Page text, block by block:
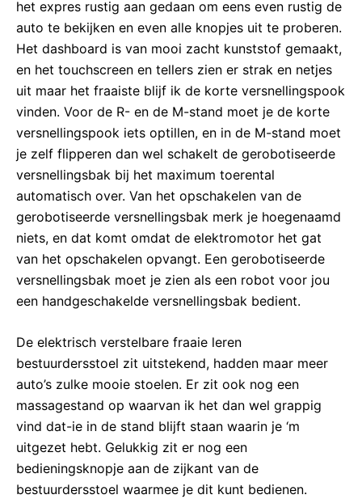
het expres rustig aan gedaan om eens even rustig de
auto te bekijken en even alle knopjes uit te proberen.
Het dashboard is van mooi zacht kunststof gemaakt,
en het touchscreen en tellers zien er strak en netjes
uit maar het fraaiste blijf ik de korte versnellingspook
vinden. Voor de R- en de M-stand moet je de korte
versnellingspook iets optillen, en in de M-stand moet
je zelf flipperen dan wel schakelt de gerobotiseerde
versnellingsbak bij het maximum toerental
automatisch over. Van het opschakelen van de
gerobotiseerde versnellingsbak merk je hoegenaamd
niets, en dat komt omdat de elektromotor het gat
van het opschakelen opvangt. Een gerobotiseerde
versnellingsbak moet je zien als een robot voor jou
een handgeschakelde versnellingsbak bedient.
De elektrisch verstelbare fraaie leren
bestuurdersstoel zit uitstekend, hadden maar meer
auto’s zulke mooie stoelen. Er zit ook nog een
massagestand op waarvan ik het dan wel grappig
vind dat-ie in de stand blijft staan waarin je ‘m
uitgezet hebt. Gelukkig zit er nog een
bedieningsknopje aan de zijkant van de
bestuurdersstoel waarmee je dit kunt bedienen.